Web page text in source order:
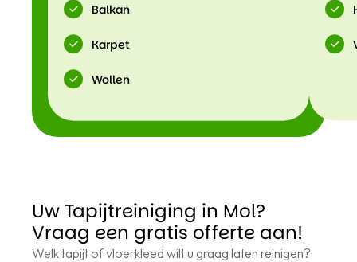
Balkan
Karpet
Wollen
Uw Tapijtreiniging in Mol?
Vraag een gratis offerte aan!
Welk tapijt of vloerkleed wilt u graag laten reinigen?